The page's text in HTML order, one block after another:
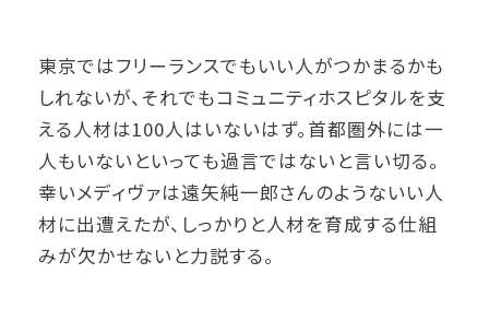
東京ではフリーランスでもいい人がつかまるかも
しれないが、それでもコミュニティホスピタルを支
える人材は100人はいないはず。首都圏外には一
人もいないといっても過言ではないと言い切る。
幸いメディヴァは遠矢純一郎さんのようないい人
材に出遭えたが、しっかりと人材を育成する仕組
みが欠かせないと力説する。